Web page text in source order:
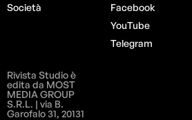
Società
Facebook
YouTube
Telegram
Rivista Studio è
edita da MOST
MEDIA GROUP
S.R.L. | via B.
Garofalo 31, 20131